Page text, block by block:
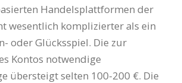
Handelsplattformen der
wesentlich komplizierter als ein
oder Glücksspiel. Die zur
Kontos notwendige
übersteigt selten 100-200 €. Die